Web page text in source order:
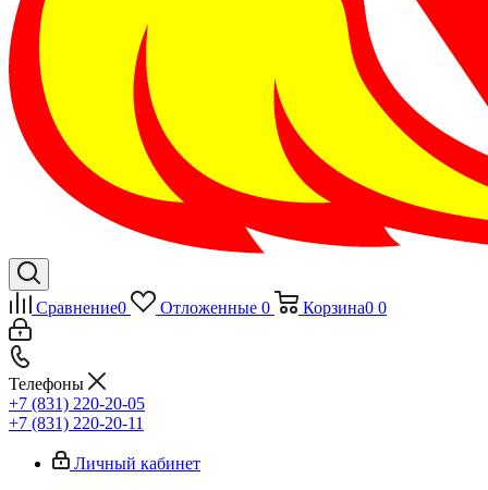
Сравнение0 Отложенные 0 Корзина0 0
Телефоны
+7 (831) 220-20-05
+7 (831) 220-20-11
Личный кабинет